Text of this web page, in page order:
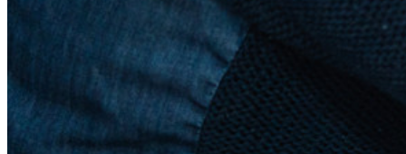
エンタープライズポリシー
トップツール
パスワード生成ツール
パスワードチェック